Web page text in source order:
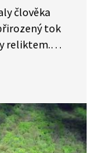
člověka
tok
reliktem.
ale
I dnes existují